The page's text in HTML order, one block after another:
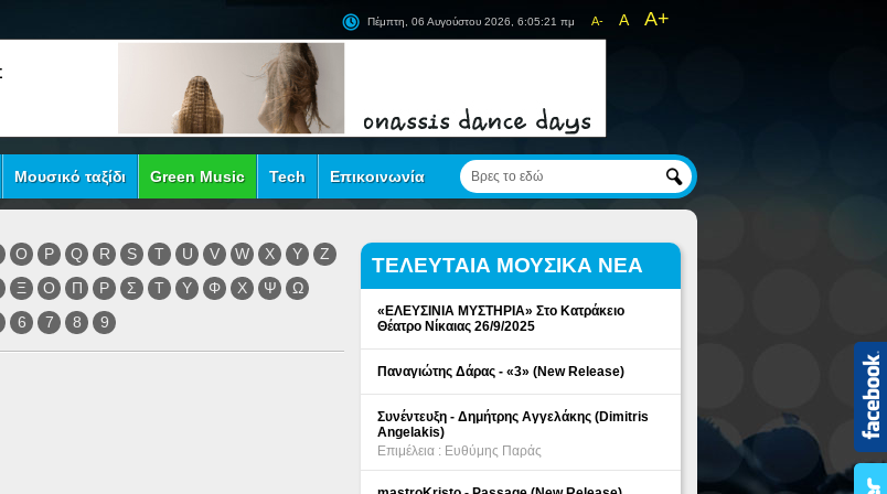
A- A A+
Πέμπτη, 06 Αυγούστου 2026, 6:05:21 πμ
Μουσικό ταξίδι Green Music Tech Επικοινωνία
O P Q R S T U V W X Y
Z
Ξ Ο Π Ρ Σ Τ Υ Φ Χ Ψ
Ω
6 7 8 9
ΤΕΛΕΥΤΑΙΑ ΜΟΥΣΙΚΑ ΝΕΑ
«ΕΛΕΥΣΙΝΙΑ ΜΥΣΤΗΡΙΑ» Στο Κατράκειο
Θέατρο Νίκαιας 26/9/2025
Παναγιώτης Δάρας - «3» (New Release)
Συνέντευξη - Δημήτρης Αγγελάκης (Dimitris
Angelakis)
Επιμέλεια : Ευθύμης Παράς